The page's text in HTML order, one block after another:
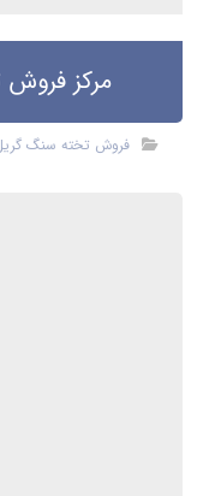
مرکز فروش
فروش تخته سنگ